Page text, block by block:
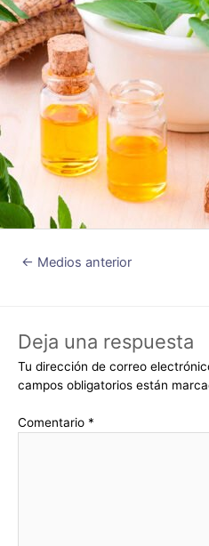
← Medios anterior
Deja una respuesta
Tu dirección de correo
campos obligatorios están
Comentario *